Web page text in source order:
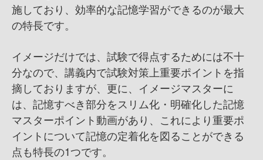
施しており、効率的な記憶学習ができるのが最大
の特長です。
イメージだけでは、試験で得点するためには不十
分なので、講義内で試験対策上重要ポイントを指
摘しておりますが、更に、イメージマスターに
は、記憶すべき部分をスリム化・明確化した記憶
マスターポイント動画があり、これにより重要ポ
イントについて記憶の定着化を図ることができる
点も特長の1つです。